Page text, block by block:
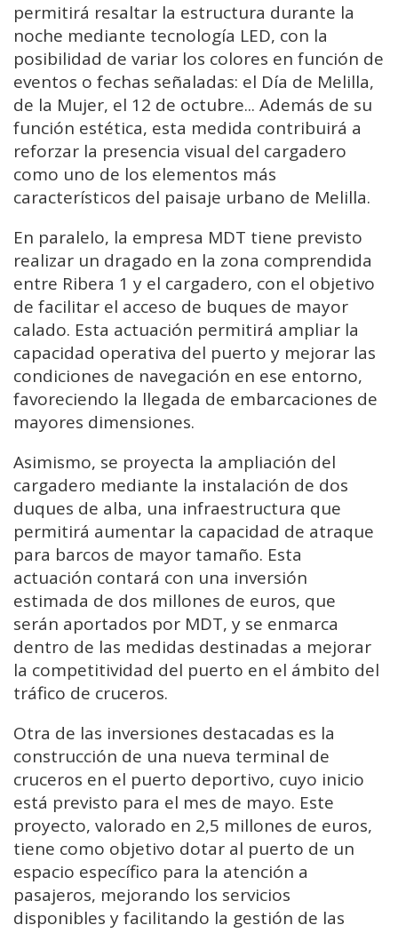
permitirá resaltar la estructura durante la
noche mediante tecnología LED, con la
posibilidad de variar los colores en función de
eventos o fechas señaladas: el Día de Melilla,
de la Mujer, el 12 de octubre... Además de su
función estética, esta medida contribuirá a
reforzar la presencia visual del cargadero
como uno de los elementos más
característicos del paisaje urbano de Melilla.
En paralelo, la empresa MDT tiene previsto
realizar un dragado en la zona comprendida
entre Ribera 1 y el cargadero, con el objetivo
de facilitar el acceso de buques de mayor
calado. Esta actuación permitirá ampliar la
capacidad operativa del puerto y mejorar las
condiciones de navegación en ese entorno,
favoreciendo la llegada de embarcaciones de
mayores dimensiones.
Asimismo, se proyecta la ampliación del
cargadero mediante la instalación de dos
duques de alba, una infraestructura que
permitirá aumentar la capacidad de atraque
para barcos de mayor tamaño. Esta
actuación contará con una inversión
estimada de dos millones de euros, que
serán aportados por MDT, y se enmarca
dentro de las medidas destinadas a mejorar
la competitividad del puerto en el ámbito del
tráfico de cruceros.
Otra de las inversiones destacadas es la
construcción de una nueva terminal de
cruceros en el puerto deportivo, cuyo inicio
está previsto para el mes de mayo. Este
proyecto, valorado en 2,5 millones de euros,
tiene como objetivo dotar al puerto de un
espacio específico para la atención a
pasajeros, mejorando los servicios
disponibles y facilitando la gestión de las